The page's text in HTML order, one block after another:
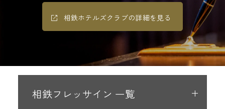
相鉄ホテルズクラブの詳細を見る
相鉄フレッサイン 一覧